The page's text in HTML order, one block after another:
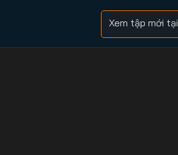
Xem tập mới tại